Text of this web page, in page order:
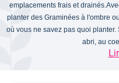
emplacements frais et
planter des Graminées à l'ombre
où vous ne savez pas quoi
abri, au